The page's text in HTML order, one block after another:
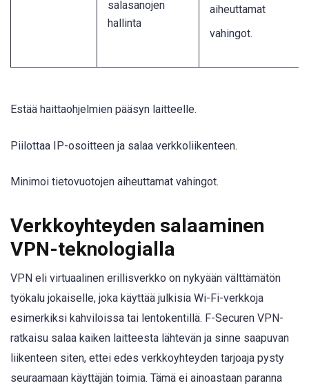
salasanojen
hallinta
aiheuttamat
vahingot.
Estää haittaohjelmien pääsyn laitteelle.
Piilottaa IP-osoitteen ja salaa verkkoliikenteen.
Minimoi tietovuotojen aiheuttamat vahingot.
Verkkoyhteyden salaaminen
VPN-teknologialla
VPN eli virtuaalinen erillisverkko on nykyään välttämätön
työkalu jokaiselle, joka käyttää julkisia Wi-Fi-verkkoja
esimerkiksi kahviloissa tai lentokentillä. F-Securen VPN-
ratkaisu salaa kaiken laitteesta lähtevän ja sinne saapuvan
liikenteen siten, ettei edes verkkoyhteyden tarjoaja pysty
seuraamaan käyttäjän toimia. Tämä ei ainoastaan paranna